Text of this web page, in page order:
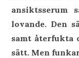
lovande. Den
samt återfukta
sätt. Men